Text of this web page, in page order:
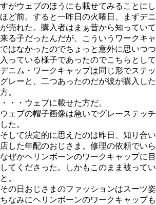
すがウェブのほうにも載せてみることに
ほど前。すると一昨日の火曜日、まずデ
が売れた。購入者はまぁ昔から知ってい
来る子だったんだが、こういうワークキ
ではなかったのでちょっと意外に思いつ
入っている様子であったのでこちらとして
デニム・ワークキャップは同じ形でステ
グレーと、二つあったのだが彼が購入し
方。
・・・ウェブに載せた方だ。
ウェブの帽子画像は急いでグレーステッ
した。
そして決定的に思えたのは昨日、知り合
店した年配のおじさま。修理の依頼でい
なぜかヘリンボーンのワークキャップに
してくださった。しかもこのまま被って
と。
その日おじさまのファッションはスーツ姿
ちなみにヘリンボーンのワークキャップ